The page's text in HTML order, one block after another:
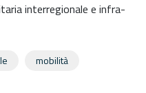
interregionale e infra-
mobilità